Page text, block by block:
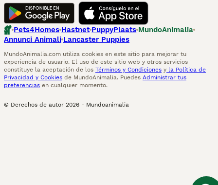
Pets4Homes Hastnet PuppyPlaats MundoAnimalia
Annunci Animali Lancaster Puppies
MundoAnimalia.com utiliza cookies en este sitio para mejorar tu
experiencia de usuario. El uso de este sitio web y otros servicios
constituye la aceptación de los Términos y Condiciones y la Política de
Privacidad y Cookies de MundoAnimalia. Puedes Administrar tus
preferencias en cualquier momento.
© Derechos de autor 2026 - Mundoanimalia